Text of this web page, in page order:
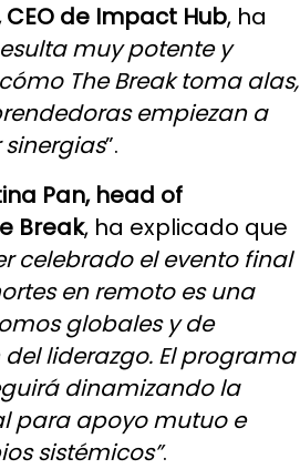
de Impact Hub, ha
esulta muy potente y
The Break toma alas,
empiezan a
”.
Pan, head of
Break, ha explicado que
celebrado el evento final
en remoto es una
globales y de
liderazgo. El programa
dinamizando la
para apoyo mutuo e
sistémicos”.